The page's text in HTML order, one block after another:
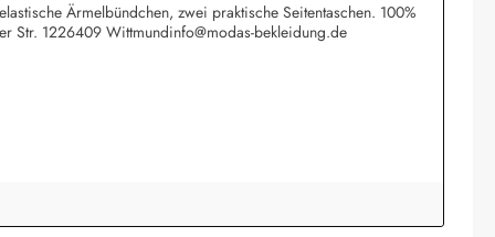
Ärmelbündchen, zwei praktische Seitentaschen. 100%
Str. 1226409 Wittmundinfo@modas-bekleidung.de